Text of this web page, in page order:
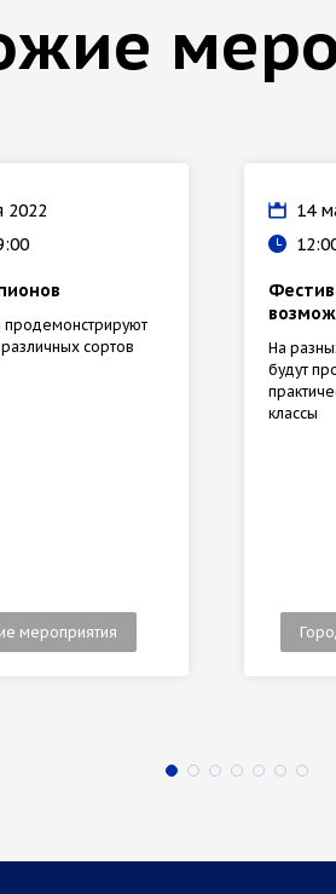
2022
продемонстрируют
сортов
мероприятия
14
На
будут
классы